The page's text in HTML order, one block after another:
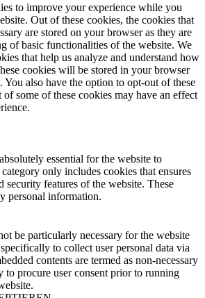
to improve your experience while you
Out of these cookies, the cookies that
are stored on your browser as they are
of basic functionalities of the website. We
that help us analyze and understand how
cookies will be stored in your browser
also have the option to opt-out of these
some of these cookies may have an effect
essential for the website to
only includes cookies that ensures
security features of the website. These
personal information.
be particularly necessary for the website
to collect user personal data via
contents are termed as non-necessary
to procure user consent prior to running